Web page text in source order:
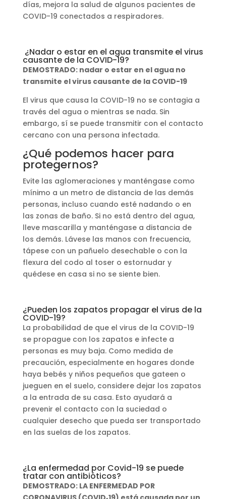
días, mejora la salud de algunos pacientes de
COVID-19 conectados a respiradores.
¿Nadar o estar en el agua transmite el virus
causante de la COVID-19?
DEMOSTRADO: nadar o estar en el agua no
transmite el virus causante de la COVID-19
El virus que causa la COVID-19 no se contagia a
través del agua o mientras se nada. Sin
embargo, sí se puede transmitir con el contacto
cercano con una persona infectada.
¿Qué podemos hacer para
protegernos?
Evite las aglomeraciones y manténgase como
mínimo a un metro de distancia de las demás
personas, incluso cuando esté nadando o en
las zonas de baño. Si no está dentro del agua,
lleve mascarilla y manténgase a distancia de
los demás. Lávese las manos con frecuencia,
tápese con un pañuelo desechable o con la
flexura del codo al toser o estornudar y
quédese en casa si no se siente bien.
¿Pueden los zapatos propagar el virus de la
COVID-19?
La probabilidad de que el virus de la COVID-19
se propague con los zapatos e infecte a
personas es muy baja. Como medida de
precaución, especialmente en hogares donde
haya bebés y niños pequeños que gateen o
jueguen en el suelo, considere dejar los zapatos
a la entrada de su casa. Esto ayudará a
prevenir el contacto con la suciedad o
cualquier desecho que pueda ser transportado
en las suelas de los zapatos.
¿La enfermedad por Covid-19 se puede
tratar con antibióticos?
DEMOSTRADO: LA ENFERMEDAD POR